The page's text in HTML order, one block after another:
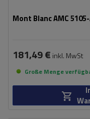
Mont Blanc AMC
181,49 € inkl. MwSt
Große Menge